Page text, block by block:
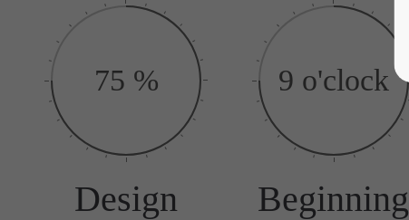
75 %
Design
9 o'clock
Beginning